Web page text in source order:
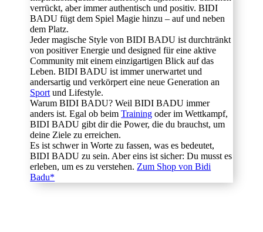
verrückt, aber immer authentisch und positiv. BIDI
BADU fügt dem Spiel Magie hinzu – auf und neben
dem Platz.
Jeder magische Style von BIDI BADU ist durchtränkt
von positiver Energie und designed für eine aktive
Community mit einem einzigartigen Blick auf das
Leben. BIDI BADU ist immer unerwartet und
andersartig und verkörpert eine neue Generation an
Sport und Lifestyle.
Warum BIDI BADU? Weil BIDI BADU immer
anders ist. Egal ob beimTraining oder im Wettkampf,
BIDI BADU gibt dir die Power, die du brauchst, um
deine Ziele zu erreichen.
Es ist schwer in Worte zu fassen, was es bedeutet,
BIDI BADU zu sein. Aber eins ist sicher: Du musst es
erleben, um es zu verstehen. Zum Shop von Bidi
Badu*